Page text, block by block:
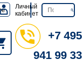
Личный
кабинет
+7 495
941 99 33